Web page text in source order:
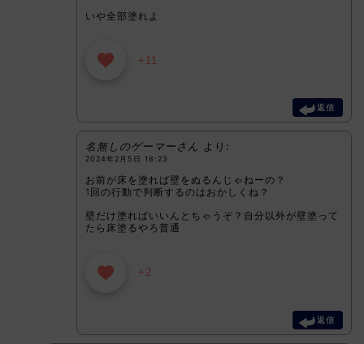
いや全部塗れよ
+11
返信
名無しのゲーマーさん より:
2024年2月5日 18:23
お前が床を塗れば壁をぬるんじゃねーの？
1回の行動で判断するのはおかしくね？
壁だけ塗ればいいんとちゃうぞ？自分以外が壁塗って
たら床塗るやろ普通
+2
返信